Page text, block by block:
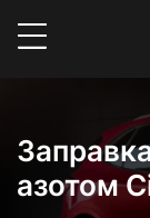
азотом